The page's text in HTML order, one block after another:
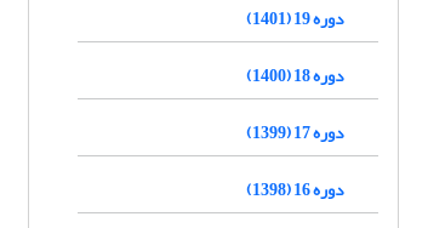
دوره 19 (1401)
دوره 18 (1400)
دوره 17 (1399)
دوره 16 (1398)